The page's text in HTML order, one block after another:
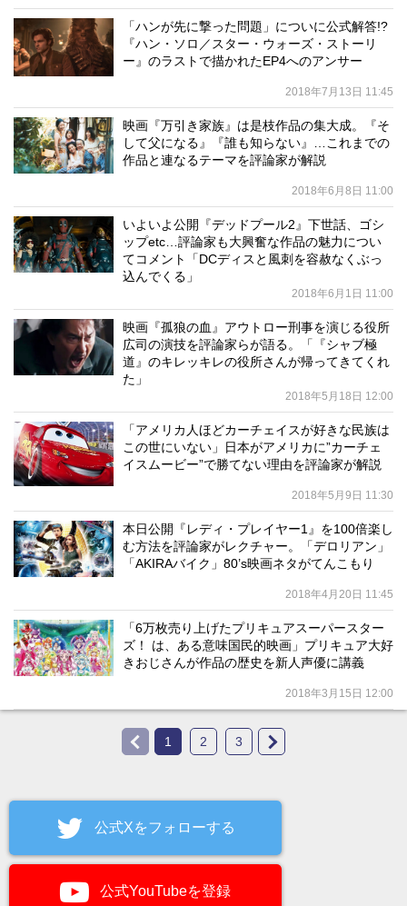
「ハンが先に撃った問題」についに公式解答!?
『ハン・ソロ／スター・ウォーズ・ストーリ
ー』のラストで描かれたEP4へのアンサー
2018年7月13日 11:45
映画『万引き家族』は是枝作品の集大成。『そ
して父になる』『誰も知らない』…これまでの
作品と連なるテーマを評論家が解説
2018年6月8日 11:00
いよいよ公開『デッドプール2』下世話、ゴシ
ップetc…評論家も大興奮な作品の魅力につい
てコメント「DCディスと風刺を容赦なくぶっ
込んでくる」
2018年6月1日 11:00
映画『孤狼の血』アウトロー刑事を演じる役所
広司の演技を評論家らが語る。「『シャブ極
道』のキレッキレの役所さんが帰ってきてくれ
た」
2018年5月18日 12:00
「アメリカ人ほどカーチェイスが好きな民族は
この世にいない」日本がアメリカに”カーチェ
イスムービー”で勝てない理由を評論家が解説
2018年5月9日 11:30
本日公開『レディ・プレイヤー1』を100倍楽し
む方法を評論家がレクチャー。「デロリアン」
「AKIRAバイク」80’s映画ネタがてんこもり
2018年4月20日 11:45
「6万枚売り上げたプリキュアスーパースター
ズ！ は、ある意味国民的映画」プリキュア大好
きおじさんが作品の歴史を新人声優に講義
2018年3月15日 12:00
1 2 3
公式Xをフォローする
公式YouTubeを登録